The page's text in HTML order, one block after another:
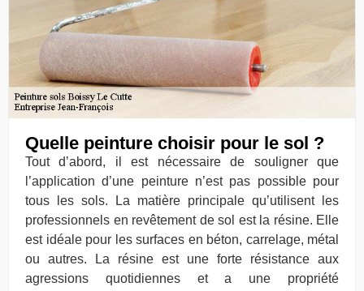
Quelle peinture choisir pour le sol ?
Tout d’abord, il est nécessaire de souligner que
l’application d’une peinture n’est pas possible pour
tous les sols. La matière principale qu’utilisent les
professionnels en revêtement de sol est la résine. Elle
est idéale pour les surfaces en béton, carrelage, métal
ou autres. La résine est une forte résistance aux
agressions quotidiennes et a une propriété